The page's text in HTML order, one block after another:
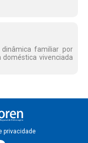
familiar por
vivenciada
privacidade